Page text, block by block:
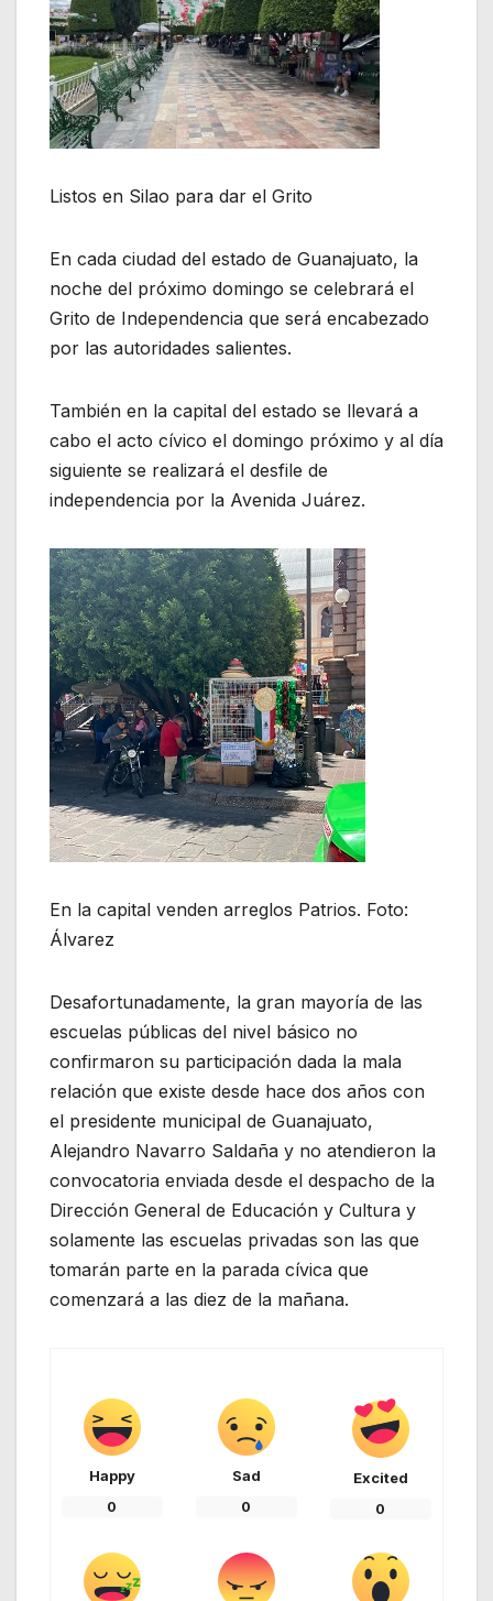
Listos en Silao para dar el Grito
En cada ciudad del estado de Guanajuato, la
noche del próximo domingo se celebrará el
Grito de Independencia que será encabezado
por las autoridades salientes.
También en la capital del estado se llevará a
cabo el acto cívico el domingo próximo y al día
siguiente se realizará el desfile de
independencia por la Avenida Juárez.
En la capital venden arreglos Patrios. Foto:
Álvarez
Desafortunadamente, la gran mayoría de las
escuelas públicas del nivel básico no
confirmaron su participación dada la mala
relación que existe desde hace dos años con
el presidente municipal de Guanajuato,
Alejandro Navarro Saldaña y no atendieron la
convocatoria enviada desde el despacho de la
Dirección General de Educación y Cultura y
solamente las escuelas privadas son las que
tomarán parte en la parada cívica que
comenzará a las diez de la mañana.
Happy
0
Sad
0
Excited
0